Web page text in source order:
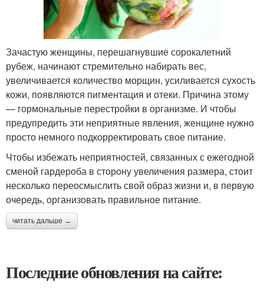
Зачастую женщины, перешагнувшие сорокалетний
рубеж, начинают стремительно набирать вес,
увеличивается количество морщин, усиливается сухость
кожи, появляются пигментация и отеки. Причина этому
— гормональные перестройки в организме. И чтобы
предупредить эти неприятные явления, женщине нужно
просто немного подкорректировать свое питание.
Чтобы избежать неприятностей, связанных с ежегодной
сменой гардероба в сторону увеличения размера, стоит
несколько переосмыслить свой образ жизни и, в первую
очередь, организовать правильное питание.
читать дальше →
Последние обновления на сайте: